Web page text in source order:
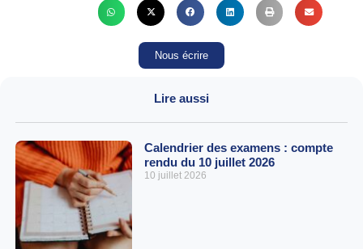
Nous écrire
Lire aussi
Calendrier des examens : compte
rendu du 10 juillet 2026
10 juillet 2026